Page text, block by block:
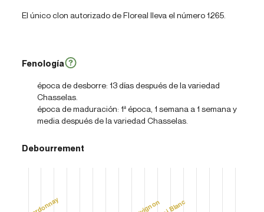
El único clon autorizado de Floreal lleva el número 1265.
Fenología
época de desborre: 13 días después de la variedad
Chasselas.
época de maduración: 1ª época, 1 semana a 1 semana y
media después de la variedad Chasselas.
Debourrement